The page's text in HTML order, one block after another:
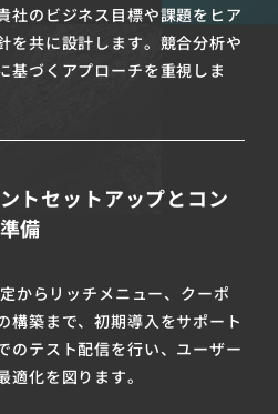
社のビジネス目標や課題をヒア
を共に設計します。競合分析や
基づくアプローチを重視しま
トセットアップとコン
備
からリッチメニュー、クーポ
構築まで、初期導入をサポート
のテスト配信を行い、ユーザー
化を図ります。